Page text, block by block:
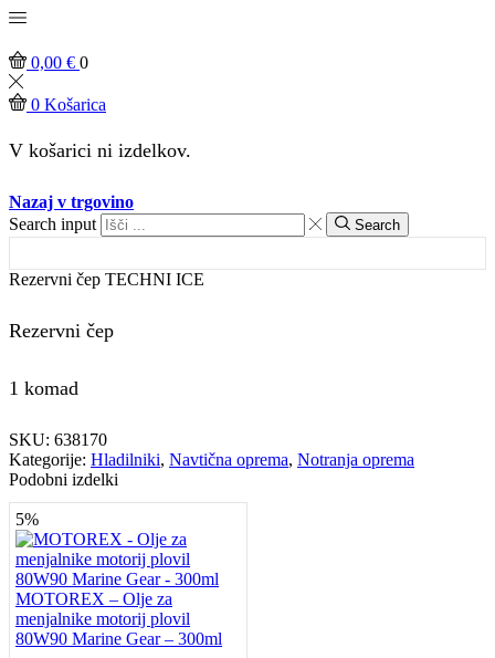
0,00 € 0
0 Košarica
V košarici ni izdelkov.
Nazaj v trgovino
Search input
Search
Rezervni čep TECHNI ICE
Rezervni čep
1 komad
SKU: 638170
Kategorije: Hladilniki, Navtična oprema, Notranja oprema
Podobni izdelki
5%
MOTOREX – Olje za
menjalnike motorij plovil
80W90 Marine Gear – 300ml